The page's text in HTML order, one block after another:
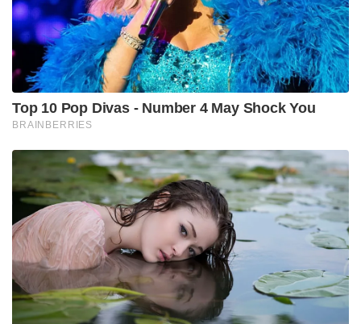
Top 10 Pop Divas - Number 4 May Shock You
BRAINBERRIES